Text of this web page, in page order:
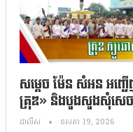
សម្តេច ម៉ែន សំអន អញ្ជើ
គ្រុឌ» និងបួងសួងសុំសេ
ដាលីស ឧសភា 19, 2026